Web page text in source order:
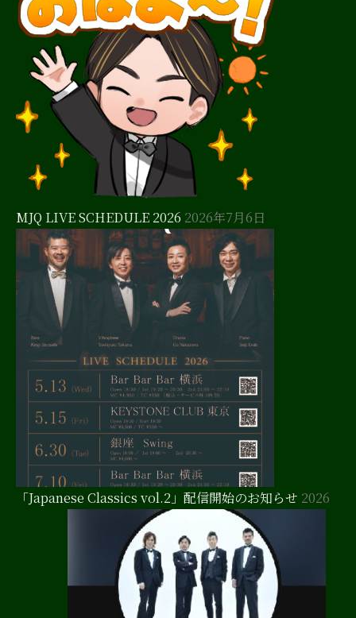
MJQ LIVE SCHEDULE 2026 2026年7月6日
「Japanese Classics vol.2」配信開始のお知らせ 2026